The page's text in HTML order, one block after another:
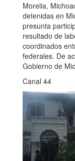
Morelia,
detenidas en
presunta
resultado de
coordinados
federales. De
Gobierno de
Canal 44